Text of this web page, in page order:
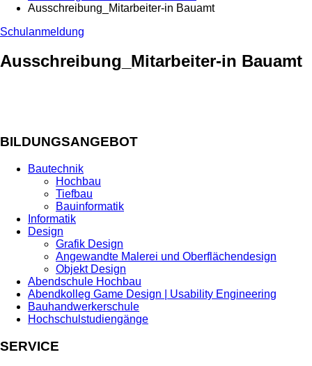
Ausschreibung_Mitarbeiter-in Bauamt
Schulanmeldung
Ausschreibung_Mitarbeiter-in Bauamt
BILDUNGSANGEBOT
Bautechnik
Hochbau
Tiefbau
Bauinformatik
Informatik
Design
Grafik Design
Angewandte Malerei und Oberflächendesign
Objekt Design
Abendschule Hochbau
Abendkolleg Game Design | Usability Engineering
Bauhandwerkerschule
Hochschulstudiengänge
SERVICE